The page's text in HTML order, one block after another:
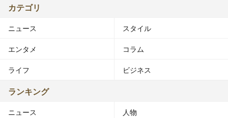
カテゴリ
ニュース スタイル
エンタメ コラム
ライフ ビジネス
ランキング
ニュース 人物